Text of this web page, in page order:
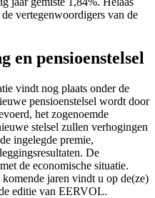
vertegenwoordigers van de
en pensioenstelsel
vindt nog plaats onder de
pensioenstelsel wordt door
het zogenoemde
stelsel zullen verhogingen
ingelegde premie,
De
de economische situatie.
jaren vindt u op de(ze)
editie van EERVOL.